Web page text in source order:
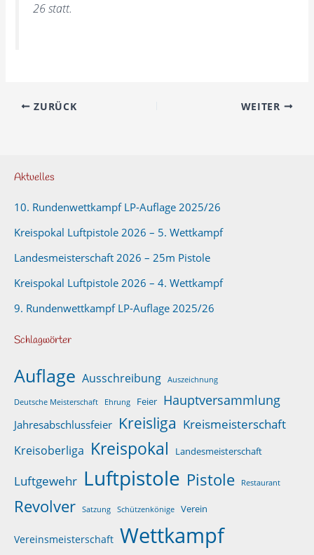
26 statt.
ZURÜCK WEITER
Aktuelles
10. Rundenwettkampf LP-Auflage 2025/26
Kreispokal Luftpistole 2026 – 5. Wettkampf
Landesmeisterschaft 2026 – 25m Pistole
Kreispokal Luftpistole 2026 – 4. Wettkampf
9. Rundenwettkampf LP-Auflage 2025/26
Schlagwörter
Auflage Ausschreibung Auszeichnung
Deutsche Meisterschaft Ehrung Feier Hauptversammlung
Jahresabschlussfeier Kreisliga Kreismeisterschaft
Kreisoberliga Kreispokal Landesmeisterschaft
Luftgewehr Luftpistole Pistole Restaurant
Revolver Satzung Schützenkönige Verein
Vereinsmeisterschaft Wettkampf